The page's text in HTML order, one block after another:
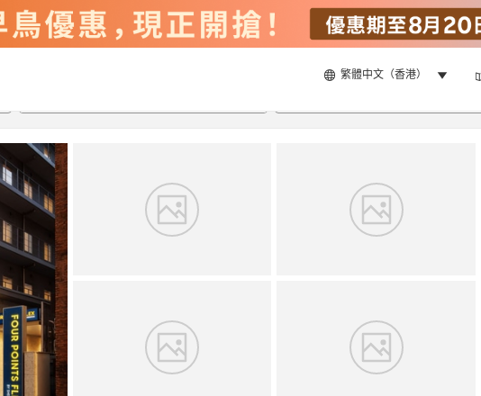
繁體中文（香港）